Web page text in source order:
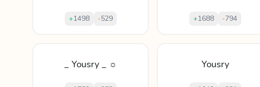
+1498 -529 +1688 -794
_ Yousry _ ☼ Yousry